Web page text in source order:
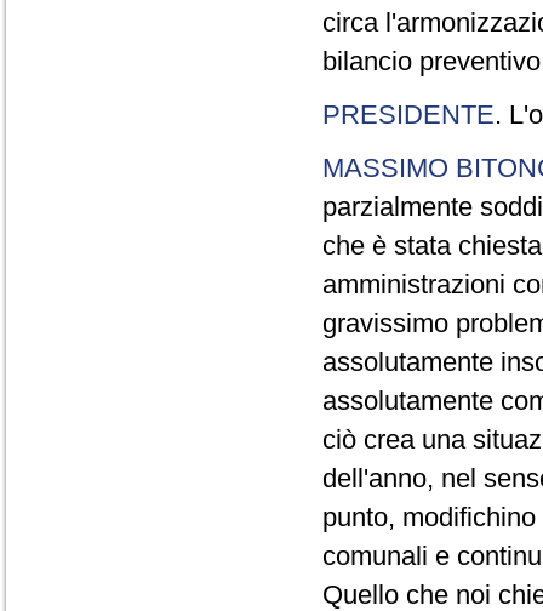
circa
bilancio
PRESIDENTE.
MASSIMO
parzialmente
che è stata
amministrazioni
gravissimo
assolutamente
assolutamente
ciò crea una
dell'anno, nel
punto,
comunali e
Quello che noi